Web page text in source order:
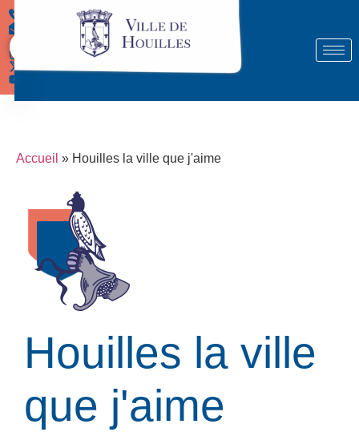
Démarches
Accueil » Houilles la ville que j'aime
Houilles la ville
que j'aime